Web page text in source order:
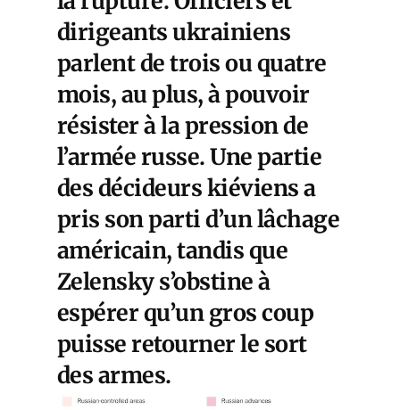
dirigeants ukrainiens
parlent de trois ou quatre
mois, au plus, à pouvoir
résister à la pression de
l’armée russe. Une partie
des décideurs kiéviens a
pris son parti d’un lâchage
américain, tandis que
Zelensky s’obstine à
espérer qu’un gros coup
puisse retourner le sort
des armes.